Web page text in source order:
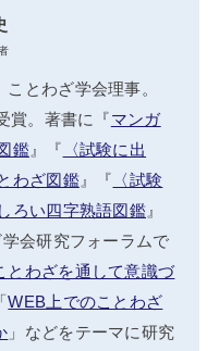
とわざ学会理事。
賞。著書に『マンガ
鑑』『 〈試験に出
わざ図鑑』『 〈試験
ろい四字熟語図鑑 』
会研究フォーラムで
とわざを通して意識づ
WEB上でのことわざ
」などをテーマに研究